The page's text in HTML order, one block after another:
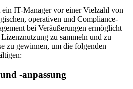
ein IT-Manager vor einer Vielzahl von
operativen und Compliance-
bei Veräußerungen ermöglicht
zu sammeln und zu
zu gewinnen, um die folgenden
-anpassung